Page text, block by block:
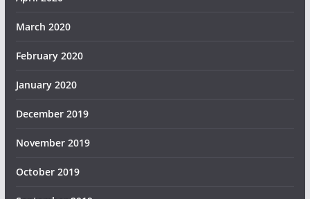
March 2020
February 2020
January 2020
December 2019
November 2019
October 2019